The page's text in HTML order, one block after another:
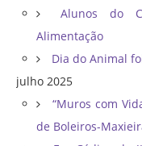
Alunos do
Alimentação
Dia do Animal
julho 2025
“Muros com
de Boleiros-